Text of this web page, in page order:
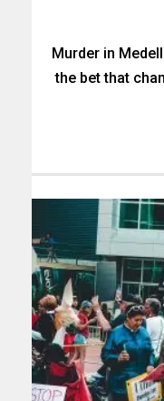
Murder in
the bet that